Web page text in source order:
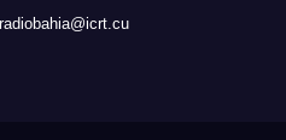
radiobahia@icrt.cu